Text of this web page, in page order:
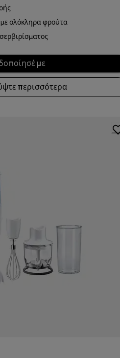
ολόκληρα φρούτα
με
περισσότερα